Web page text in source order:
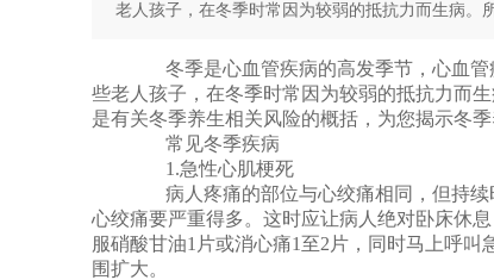
老人孩子，在冬季时常因为较弱的抵抗力而生病。
冬季是心血管疾病的高发季节，心血管
些老人孩子，在冬季时常因为较弱的抵抗力而
是有关冬季养生相关风险的概括，为您揭示冬季
常见冬季疾病
1.急性心肌梗死
病人疼痛的部位与心绞痛相同，但持续
心绞痛要严重得多。这时应让病人绝对卧床休
服硝酸甘油1片或消心痛1至2片，同时马上呼
围扩大。